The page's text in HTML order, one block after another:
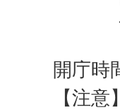
開庁時
【注